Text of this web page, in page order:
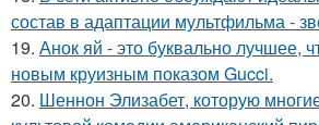
состав в адаптации мультфильма -
19. Анок яй - это буквально лучшее,
новым круизным показом Gucci.
20. Шеннон Элизабет, которую